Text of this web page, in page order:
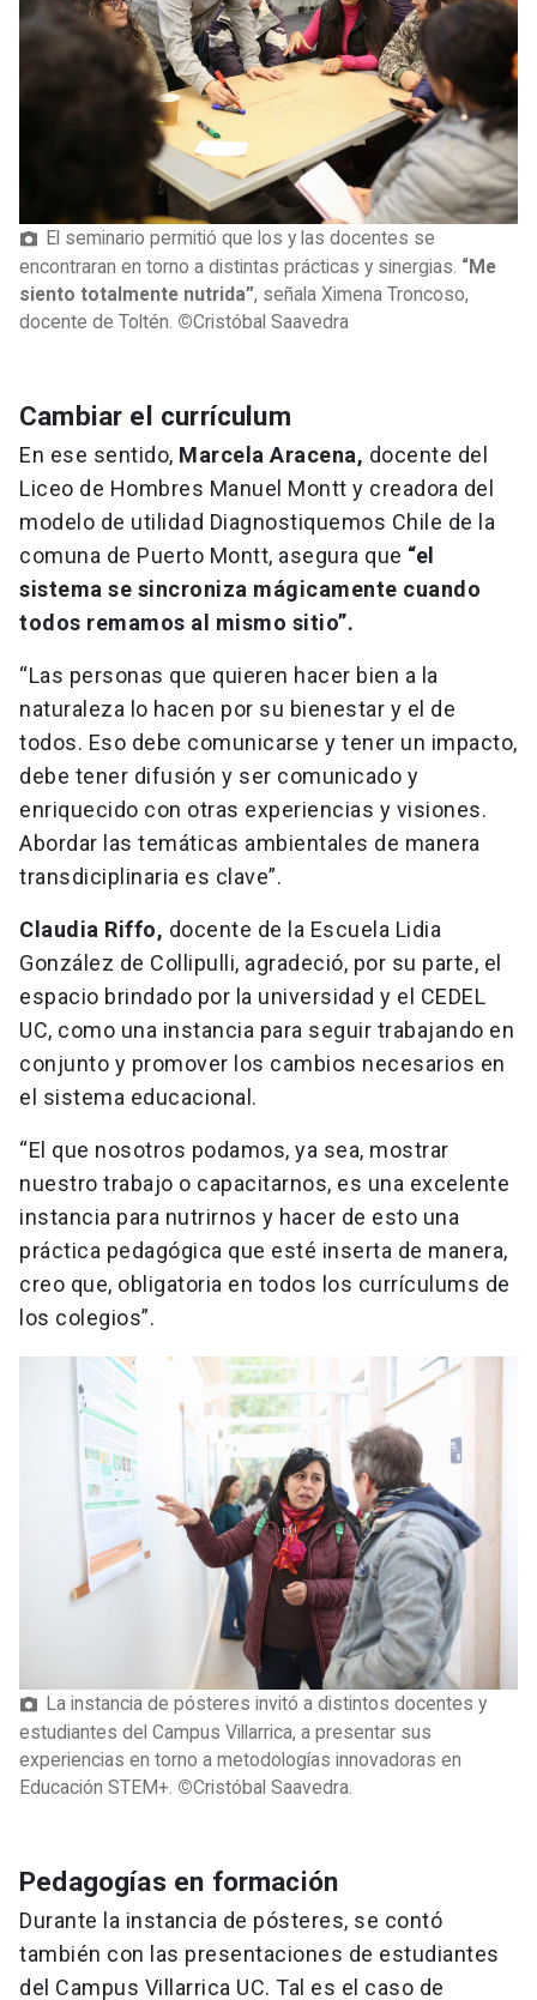
El seminario permitió que los y las docentes se
encontraran en torno a distintas prácticas y sinergias. “Me
siento totalmente nutrida”, señala Ximena Troncoso,
docente de Toltén. ©Cristóbal Saavedra
Cambiar el currículum
En ese sentido, Marcela Aracena, docente del
Liceo de Hombres Manuel Montt y creadora del
modelo de utilidad Diagnostiquemos Chile de la
comuna de Puerto Montt, asegura que “el
sistema se sincroniza mágicamente cuando
todos remamos al mismo sitio”.
“Las personas que quieren hacer bien a la
naturaleza lo hacen por su bienestar y el de
todos. Eso debe comunicarse y tener un impacto,
debe tener difusión y ser comunicado y
enriquecido con otras experiencias y visiones.
Abordar las temáticas ambientales de manera
transdiciplinaria es clave”.
Claudia Riffo, docente de la Escuela Lidia
González de Collipulli, agradeció, por su parte, el
espacio brindado por la universidad y el CEDEL
UC, como una instancia para seguir trabajando en
conjunto y promover los cambios necesarios en
el sistema educacional.
“El que nosotros podamos, ya sea, mostrar
nuestro trabajo o capacitarnos, es una excelente
instancia para nutrirnos y hacer de esto una
práctica pedagógica que esté inserta de manera,
creo que, obligatoria en todos los currículums de
los colegios”.
La instancia de pósteres invitó a distintos docentes y
estudiantes del Campus Villarrica, a presentar sus
experiencias en torno a metodologías innovadoras en
Educación STEM+. ©Cristóbal Saavedra.
Pedagogías en formación
Durante la instancia de pósteres, se contó
también con las presentaciones de estudiantes
del Campus Villarrica UC. Tal es el caso de